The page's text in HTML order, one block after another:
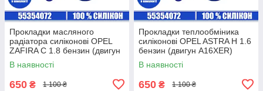
Прокладки масляного
радіатора силіконові OPEL
ZAFIRA C 1.8 бензин (двигун
A18XEL) комплект 16 шт.
В наявності
650 ₴ 1 100 ₴
Прокладки теплообміника
силіконові OPEL ASTRA H 1.6
бензин (двигун A16XER)
комплект 16 шт.
В наявності
650 ₴ 1 100 ₴